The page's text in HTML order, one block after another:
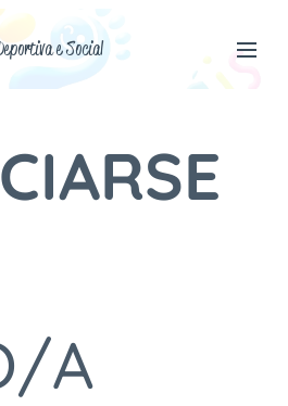
e Social
A